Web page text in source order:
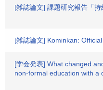
[雑誌論文] 課題研究報告「持
[雑誌論文] Kominkan:
[学会発表] What changed
non-formal education with a